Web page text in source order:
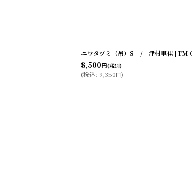
ニワタヅミ（吊）S / 津村里佳 [TM-
8,500円(税別)
(税込: 9,350円)